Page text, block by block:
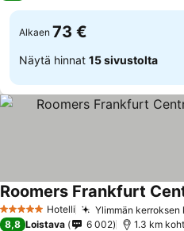
Alkaen 73 €
Näytä hinnat 15 sivustolta
5 Tähtiluokitus
Hotelli Ylimmän
Katso hinnat
8,8 Loistava 6 002 1.3 km